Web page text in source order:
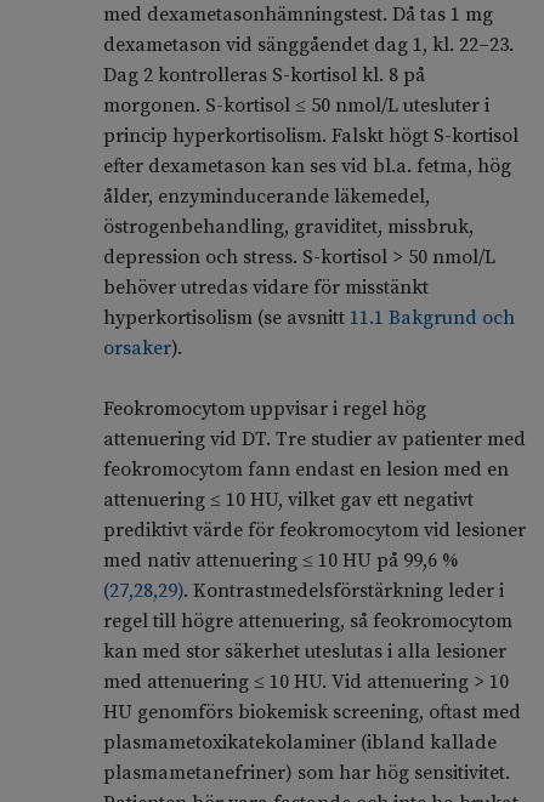
med dexametasonhämningstest. Då tas 1 mg
dexametason vid sänggåendet dag 1, kl. 22–23.
Dag 2 kontrolleras S-kortisol kl. 8 på
morgonen. S-kortisol ≤ 50 nmol/L utesluter i
princip hyperkortisolism. Falskt högt S-kortisol
efter dexametason kan ses vid bl.a. fetma, hög
ålder, enzyminducerande läkemedel,
östrogenbehandling, graviditet, missbruk,
depression och stress. S-kortisol > 50 nmol/L
behöver utredas vidare för misstänkt
hyperkortisolism (se avsnitt 11.1 Bakgrund och
orsaker).
Feokromocytom uppvisar i regel hög
attenuering vid DT. Tre studier av patienter med
feokromocytom fann endast en lesion med en
attenuering ≤ 10 HU, vilket gav ett negativt
prediktivt värde för feokromocytom vid lesioner
med nativ attenuering ≤ 10 HU på 99,6 %
(27,28,29). Kontrastmedelsförstärkning leder i
regel till högre attenuering, så feokromocytom
kan med stor säkerhet uteslutas i alla lesioner
med attenuering ≤ 10 HU. Vid attenuering > 10
HU genomförs biokemisk screening, oftast med
plasmametoxikatekolaminer (ibland kallade
plasmametanefriner) som har hög sensitivitet.